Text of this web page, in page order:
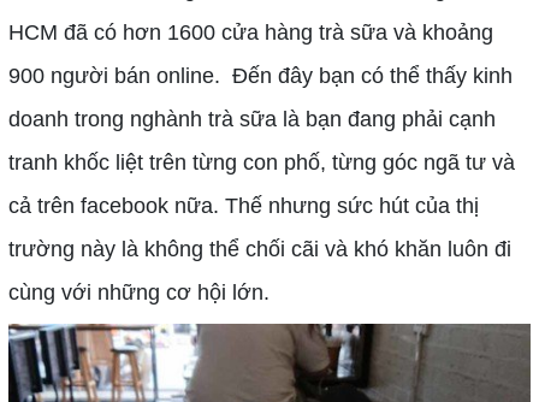
HCM đã có hơn 1600 cửa hàng trà sữa và khoảng
900 người bán online. Đến đây bạn có thể thấy kinh
doanh trong nghành trà sữa là bạn đang phải cạnh
tranh khốc liệt trên từng con phố, từng góc ngã tư và
cả trên facebook nữa. Thế nhưng sức hút của thị
trường này là không thể chối cãi và khó khăn luôn đi
cùng với những cơ hội lớn.